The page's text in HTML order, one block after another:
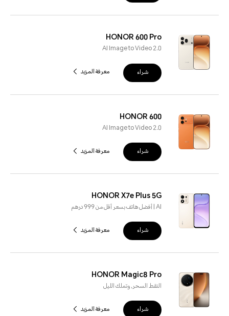
HONOR 600 Pro
AI Image to Video 2.0
شراء معرفة المزيد
HONOR 600
AI Image to Video 2.0
شراء معرفة المزيد
HONOR X7e Plus 5G
AI | أفضل هاتف بسعر أقل من 999 درهم
شراء معرفة المزيد
HONOR Magic8 Pro
التقط السحر, وتملك الليل
شراء معرفة المزيد